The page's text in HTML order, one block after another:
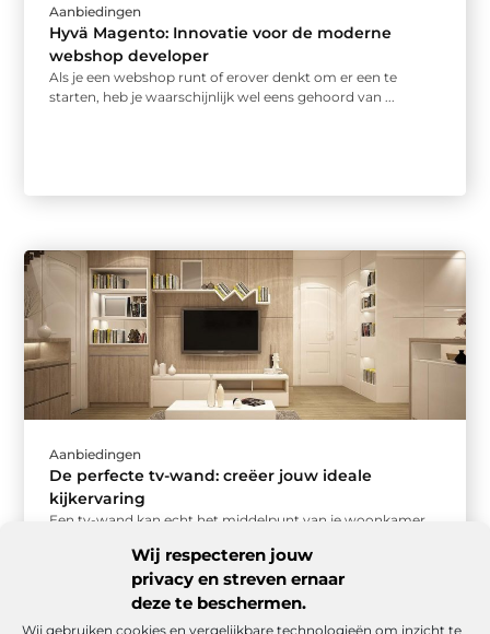
Wij respecteren jouw
privacy en streven ernaar
deze te beschermen.
Wij gebruiken cookies en vergelijkbare technologieën om inzicht te
Aanbiedingen
Hyvä Magento: Innovatie voor de moderne
webshop developer
Als je een webshop runt of erover denkt om er een te
starten, heb je waarschijnlijk wel eens gehoord van ...
Aanbiedingen
De perfecte tv-wand: creëer jouw ideale
kijkervaring
Een tv-wand kan echt het middelpunt van je woonkamer